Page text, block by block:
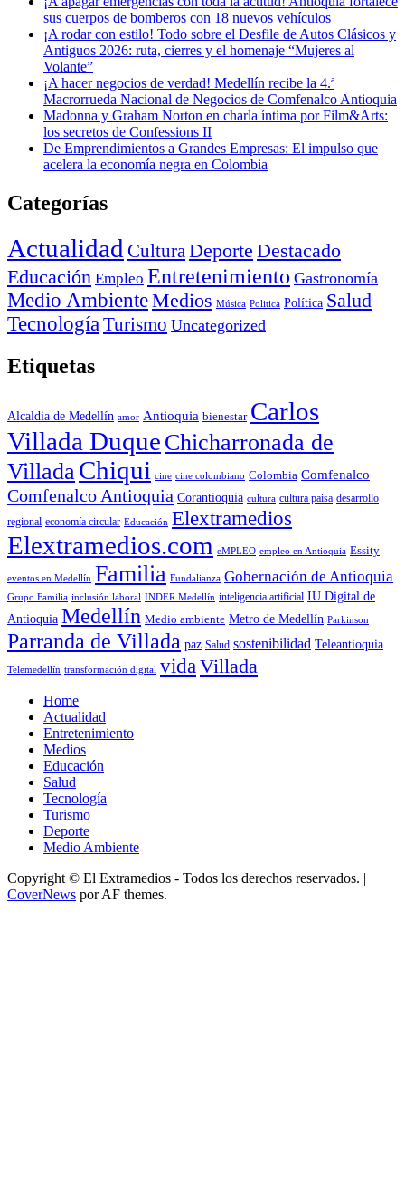
sus cuerpos de bomberos con 18 nuevos vehículos
¡A rodar con estilo! Todo sobre el Desfile de Autos Clásicos y
Antiguos 2026: ruta, cierres y el homenaje “Mujeres al
Volante”
¡A hacer negocios de verdad! Medellín recibe la 4.ª
Macrorrueda Nacional de Negocios de Comfenalco Antioquia
Madonna y Graham Norton en charla íntima por Film&Arts:
los secretos de Confessions II
De Emprendimientos a Grandes Empresas: El impulso que
acelera la economía negra en Colombia
Categorías
Actualidad Cultura Deporte Destacado
Educación Empleo Entretenimiento Gastronomía
Medio AmbienteMedios Música Politica Política Salud
Tecnología Turismo Uncategorized
Etiquetas
Alcaldia de Medellín amor Antioquia bienestar Carlos
Villada Duque Chicharronada de
Villada Chiqui cine cine colombiano Colombia Comfenalco
Comfenalco Antioquia Corantioquia cultura cultura paisa desarrollo
regional economía circular Educación Elextramedios
Elextramedios.com eMPLEO empleo en Antioquia Essity
eventos en Medellín Familia Fundalianza Gobernación de Antioquia
Grupo Familia inclusión laboral INDER Medellín inteligencia artificial IU Digital de
Antioquia Medellín Medio ambiente Metro de Medellín Parkinson
Parranda de Villada paz Salud sostenibilidad Teleantioquia
Telemedellín transformación digital vida Villada
Home
Actualidad
Entretenimiento
Medios
Educación
Salud
Tecnología
Turismo
Deporte
Medio Ambiente
Copyright © El Extramedios - Todos los derechos reservados. |
CoverNews por AF themes.